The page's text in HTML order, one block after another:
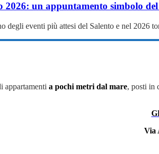
2026: un appuntamento simbolo
degli eventi più attesi del Salento e nel 2026
appartamenti a pochi metri dal mare, posti in
Via